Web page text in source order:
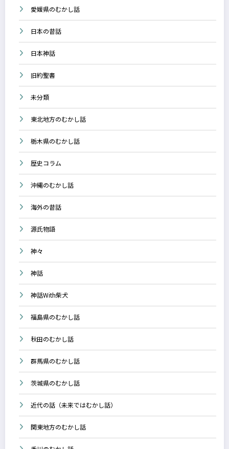
愛媛県のむかし話
日本の昔話
日本神話
旧約聖書
未分類
東北地方のむかし話
栃木県のむかし話
歴史コラム
沖縄のむかし話
海外の昔話
源氏物語
神々
神話
神話With柴犬
福島県のむかし話
秋田のむかし話
群馬県のむかし話
茨城県のむかし話
近代の話（未来ではむかし話）
関東地方のむかし話